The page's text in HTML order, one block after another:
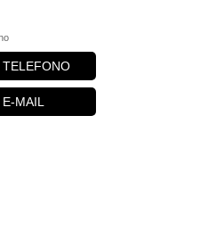
TELEFONO
E-MAIL